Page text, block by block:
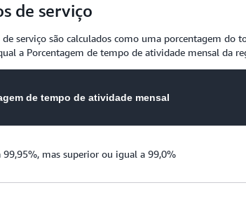
de serviço
de serviço são calculados como uma porcentagem do
a Porcentagem de tempo de atividade mensal da
de tempo de atividade mensal
99,95%, mas superior ou igual a 99,0%